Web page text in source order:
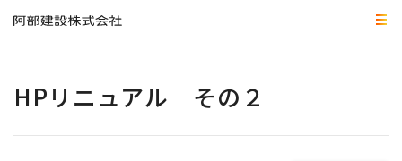
HPリニュアル その２